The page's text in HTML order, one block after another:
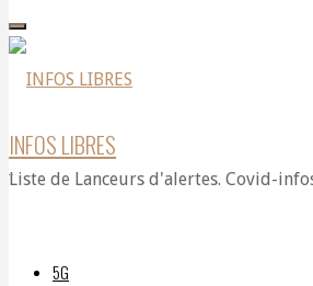
INFOS LIBRES
Liste de Lanceurs d'alertes. Covid-
5G
my